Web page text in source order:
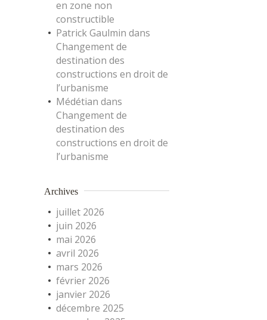
en zone non
constructible
Patrick Gaulmin dans
Changement de
destination des
constructions en droit de
l’urbanisme
Médétian dans
Changement de
destination des
constructions en droit de
l’urbanisme
Archives
juillet 2026
juin 2026
mai 2026
avril 2026
mars 2026
février 2026
janvier 2026
décembre 2025